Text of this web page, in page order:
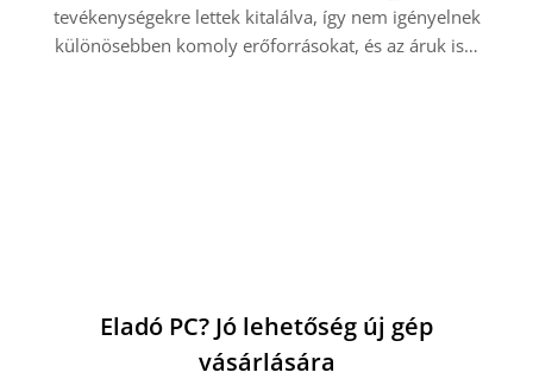
tevékenységekre lettek kitalálva, így nem igényelnek
különösebben komoly erőforrásokat, és az áruk is…
Eladó PC? Jó lehetőség új gép
vásárlására